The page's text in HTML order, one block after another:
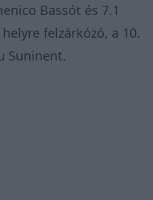
Bassót és 7.1
felzárkózó, a 10.
Suninent.